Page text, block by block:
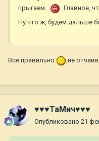
прыгаем.
Главное,
Ну что ж, будем дальше
Все правильно ,не
♥♥♥ТаМич♥♥♥
Опубликовано 21